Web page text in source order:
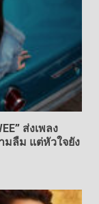
ส่งเพลง
มลืม แต่หัวใจยัง